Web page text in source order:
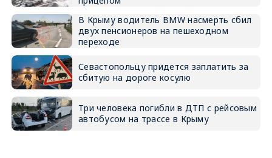
В Крыму водитель BMW насмерть сбил
двух пенсионеров на пешеходном
переходе
Севастопольцу придется заплатить за
сбитую на дороге косулю
Три человека погибли в ДТП с рейсовым
автобусом на трассе в Крыму